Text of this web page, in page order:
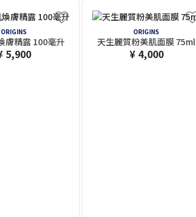
ORIGINS
膚精露 100毫升
5,900
ORIGINS
天生麗質粉美肌面膜 75ml
¥ 4,000